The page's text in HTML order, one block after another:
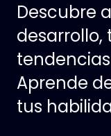
Descubre
desarrollo,
Aprende
tus